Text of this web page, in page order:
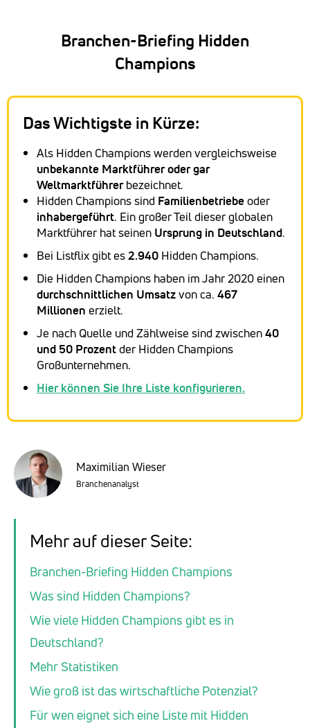
Branchen-Briefing Hidden
Champions
Das Wichtigste in Kürze:
Als Hidden Champions werden vergleichsweise
unbekannte Marktführer oder gar
Weltmarktführerbezeichnet.
Hidden Champions sind Familienbetriebeoder
inhabergeführt. Ein großer Teil dieser globalen
Marktführer hat seinen Ursprung in Deutschland.
Bei Listflix gibt es2.940 Hidden Champions.
Die Hidden Champions haben im Jahr 2020 einen
durchschnittlichen Umsatzvon ca. 467
Millionen erzielt.
Je nach Quelle und Zählweise sind zwischen40
und 50 Prozentder Hidden Champions
Großunternehmen.
Hier können Sie Ihre Liste konfigurieren.
Maximilian Wieser
Branchenanalyst
Mehr auf dieser Seite:
Branchen-Briefing Hidden Champions
Was sind Hidden Champions?
Wie viele Hidden Champions gibt es in
Deutschland?
Mehr Statistiken
Wie groß ist das wirtschaftliche Potenzial?
Für wen eignet sich eine Liste mit Hidden